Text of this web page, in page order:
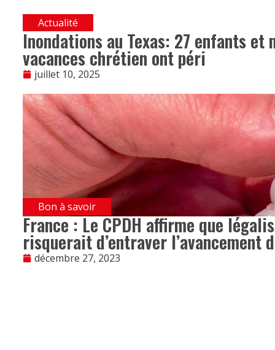
Actualité
Inondations au Texas: 27 enfants et
vacances chrétien ont péri
juillet 10, 2025
Bon à savoir
France : Le CPDH affirme que
risquerait d’entraver l’avancement
décembre 27, 2023